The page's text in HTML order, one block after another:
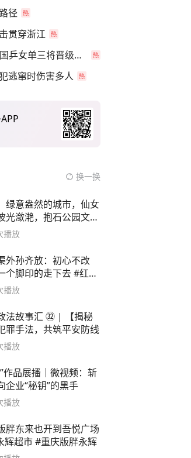
径
贯穿浙江
WTT横滨冠军赛国乒女单三将晋级四强
逃窜时伤害多人
换一换
绿意盎然的城市，仙女
光潋滟，抱石公园文化
播放
外孙齐放：初心不改
个脚印的走下去 #红船
播放
法故事汇 ㉜ | 【揭秘
罪手法，共筑平安防线
播放
作品展播｜微视频：斩
企业“秘钥”的黑手
播放
胖东来也开到吾悦广场
辉超市 #重庆版胖永辉